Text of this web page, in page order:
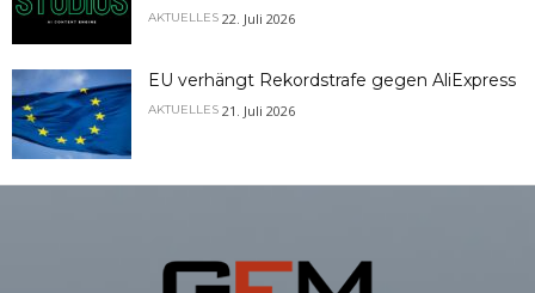
AKTUELLES 22. Juli 2026
EU verhängt Rekordstrafe gegen AliExpress
AKTUELLES 21. Juli 2026